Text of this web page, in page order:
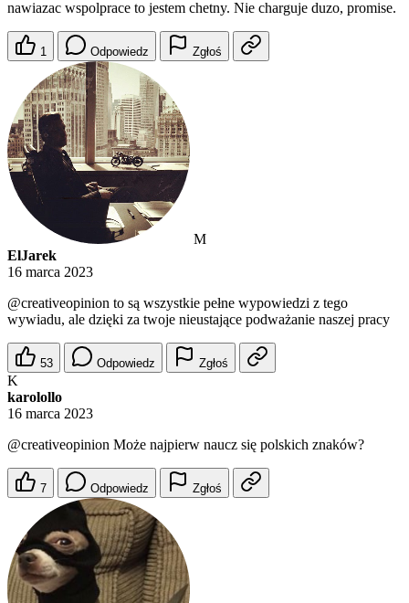
nawiazac wspolprace to jestem chetny. Nie charguje duzo, promise.
1 Odpowiedz Zgłoś
M
ElJarek
16 marca 2023
@creativeopinion to są wszystkie pełne wypowiedzi z tego
wywiadu, ale dzięki za twoje nieustające podważanie naszej pracy
53 Odpowiedz Zgłoś
K
karolollo
16 marca 2023
@creativeopinion Może najpierw naucz się polskich znaków?
7 Odpowiedz Zgłoś